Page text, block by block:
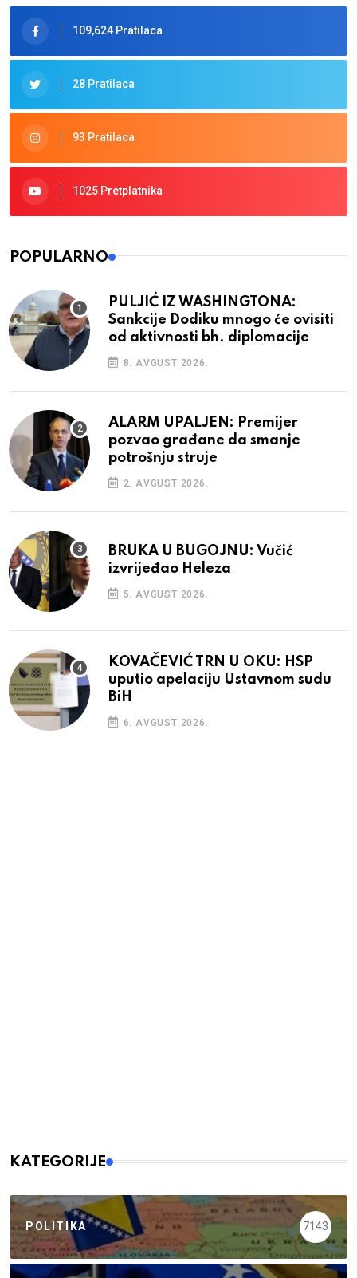
109,624 Pratilaca
28 Pratilaca
93 Pratilaca
1025 Pretplatnika
POPULARNO
PULJIĆ IZ WASHINGTONA:
Sankcije Dodiku mnogo će ovisiti
od aktivnosti bh. diplomacije
8. AVGUST 2026.
ALARM UPALJEN: Premijer
pozvao građane da smanje
potrošnju struje
2. AVGUST 2026.
BRUKA U BUGOJNU: Vučić
izvrijeđao Heleza
5. AVGUST 2026.
KOVAČEVIĆ TRN U OKU: HSP
uputio apelaciju Ustavnom sudu
BiH
6. AVGUST 2026.
KATEGORIJE
POLITIKA 7143